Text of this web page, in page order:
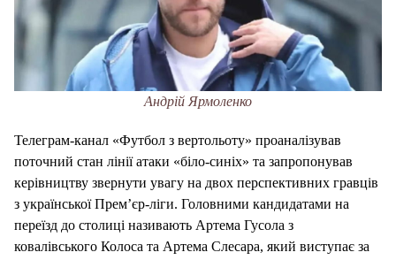
Андрій Ярмоленко
Телеграм-канал «Футбол з вертольоту» проаналізував
поточний стан лінії атаки «біло-синіх» та запропонував
керівництву звернути увагу на двох перспективних гравців
з української Прем’єр-ліги. Головними кандидатами на
переїзд до столиці називають Артема Гусола з
ковалівського Колоса та Артема Слесара, який виступає за